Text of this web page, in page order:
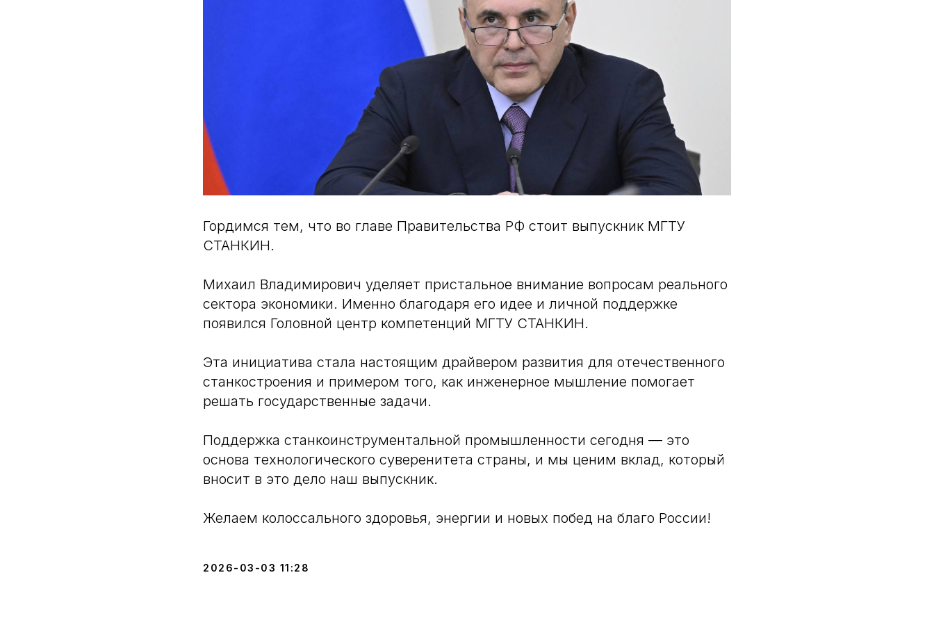
Гордимся тем, что во главе Правительства РФ стоит выпускник МГТУ
СТАНКИН.
Михаил Владимирович уделяет пристальное внимание вопросам реального
сектора экономики. Именно благодаря его идее и личной поддержке
появился Головной центр компетенций МГТУ СТАНКИН.
Эта инициатива стала настоящим драйвером развития для отечественного
станкостроения и примером того, как инженерное мышление помогает
решать государственные задачи.
Поддержка станкоинструментальной промышленности сегодня — это
основа технологического суверенитета страны, и мы ценим вклад, который
вносит в это дело наш выпускник.
Желаем колоссального здоровья, энергии и новых побед на благо России!
2026-03-03 11:28